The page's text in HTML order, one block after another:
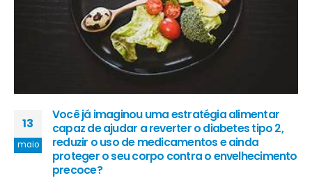
13
maio
Você já imaginou uma estratégia alimentar
capaz de ajudar a reverter o diabetes tipo 2,
reduzir o uso de medicamentos e ainda
proteger o seu corpo contra o envelhecimento
precoce?